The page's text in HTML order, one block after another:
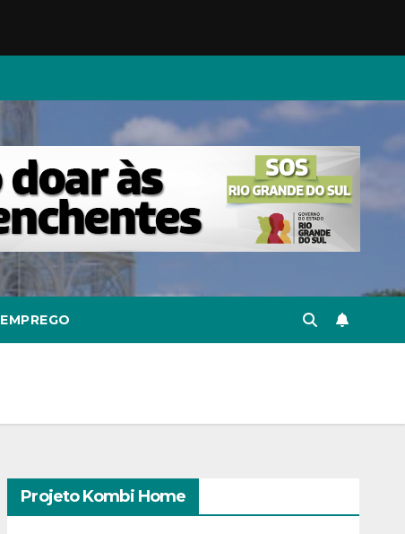
EMPREGO
Projeto Kombi Home